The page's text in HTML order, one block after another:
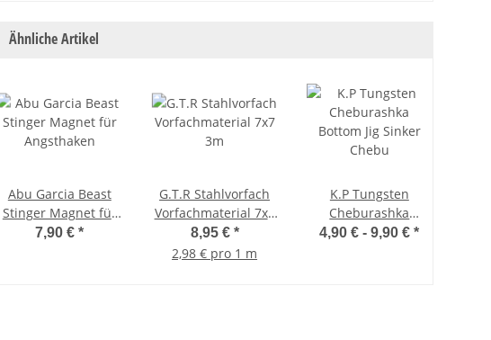
Ähnliche Artikel
Abu Garcia Beast
Stinger Magnet für
Angsthaken
7,90 €*
G.T.R Stahlvorfach
Vorfachmaterial 7x7
3m
8,95 € *
2,98 € pro 1 m
K.P Tungsten
Cheburashka
Bottom Jig Sinker
4,90 € -9,90 €*